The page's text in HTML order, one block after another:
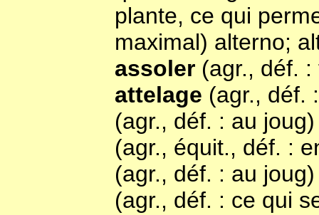
plante, ce qui
maximal) alterno;
assoler (agr., déf.
attelage (agr., déf.
(agr., déf. : au
(agr., équit., déf. :
(agr., déf. : au
(agr., déf. : ce qui